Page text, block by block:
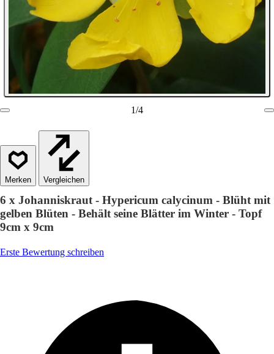
1/4
Vergleichen
6 x Johanniskraut - Hypericum calycinum - Blüht mit
gelben Blüten - Behält seine Blätter im Winter - Topf
9cm x 9cm
Erste Bewertung schreiben